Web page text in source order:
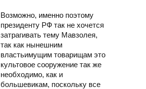
Возможно, именно поэтому
президенту РФ так не хочется
затрагивать тему Мавзолея,
так как нынешним
властьимущим товарищам это
культовое сооружение так же
необходимо, как и
большевикам, поскольку все